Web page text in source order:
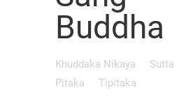
Buddha
Khuddaka Nikaya
Sutta
Pitaka
Tipitaka